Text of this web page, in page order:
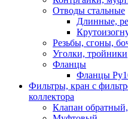
Отводы стальные
Длинные,
Резьбы, сгоны,
Уголки, тройники
Фланцы
Фланцы
Фильтры, кран с
коллектора
Клапан